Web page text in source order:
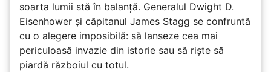
soarta lumii stă în balanță. Generalul Dwight D.
Eisenhower și căpitanul James Stagg se confruntă
cu o alegere imposibilă: să lanseze cea mai
periculoasă invazie din istorie sau să riște să
piardă războiul cu totul.